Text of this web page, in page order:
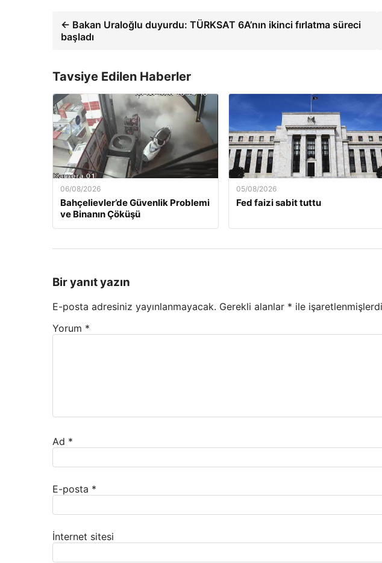
← Bakan Uraloğlu duyurdu: TÜRKSAT 6A’nın ikinci fırlatma süreci
başladı
Tavsiye Edilen Haberler
06/08/2026
Bahçelievler’de Güvenlik Problemi
ve Binanın Çöküşü
05/08/2026
Fed faizi sabit tuttu
Bir yanıt yazın
E-posta adresiniz yayınlanmayacak. Gerekli alanlar * ile
Yorum *
Ad *
E-posta *
İnternet sitesi